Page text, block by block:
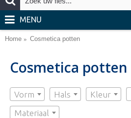
MENU
Home Cosmetica potten
Cosmetica potten
Vorm Hals Kleur
Materiaal